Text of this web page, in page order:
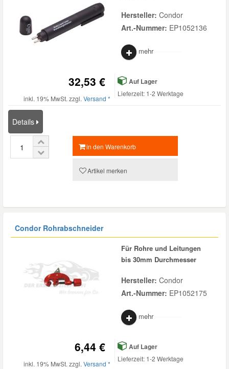
Hersteller: Condor
Art.-Nummer: EP1052136
mehr
32,53 €
inkl. 19% MwSt. zzgl. Versand *
Auf Lager
Lieferzeit: 1-2 Werktage
Details
in den Warenkorb
Artikel merken
Condor Rohrabschneider
Für Rohre und Leitungen
bis 30mm Durchmesser
Hersteller: Condor
Art.-Nummer: EP1052175
mehr
6,44 €
inkl. 19% MwSt. zzgl. Versand *
Auf Lager
Lieferzeit: 1-2 Werktage